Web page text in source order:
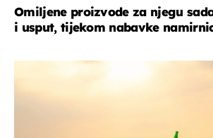
Omiljene proizvode za njegu
i usput, tijekom nabavke